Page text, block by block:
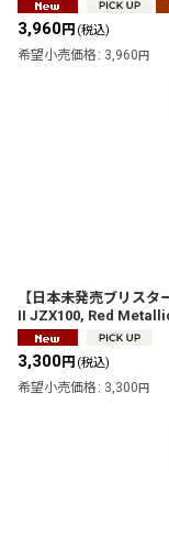
3,960円 (税込)
希望小売価格 : 3,960 円
【日本未発売ブリス
II JZX100, Red
3,300円 (税込)
希望小売価格 : 3,300 円